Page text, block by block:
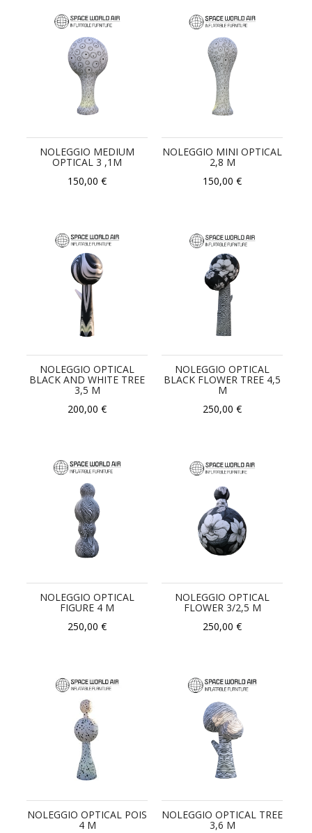
NOLEGGIO MEDIUM
OPTICAL 3 ,1M
150,00 €
NOLEGGIO MINI OPTICAL
2,8 M
150,00 €
NOLEGGIO OPTICAL
BLACK AND WHITE TREE
3,5 M
200,00 €
NOLEGGIO OPTICAL
BLACK FLOWER TREE 4,5
M
250,00 €
NOLEGGIO OPTICAL
FIGURE 4 M
250,00 €
NOLEGGIO OPTICAL
FLOWER 3/2,5 M
250,00 €
NOLEGGIO OPTICAL POIS
4 M
NOLEGGIO OPTICAL TREE
3,6 M